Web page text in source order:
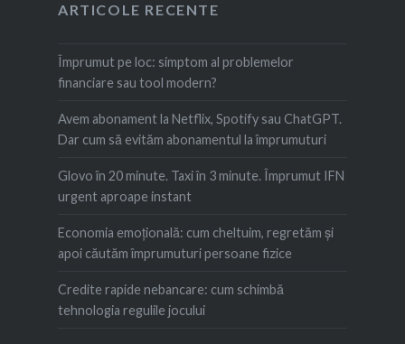
ARTICOLE RECENTE
Împrumut pe loc: simptom al problemelor
financiare sau tool modern?
Avem abonament la Netflix, Spotify sau ChatGPT.
Dar cum să evităm abonamentul la împrumuturi
Glovo în 20 minute. Taxi în 3 minute. Împrumut IFN
urgent aproape instant
Economia emoțională: cum cheltuim, regretăm şi
apoi căutăm împrumuturi persoane fizice
Credite rapide nebancare: cum schimbă
tehnologia regulile jocului